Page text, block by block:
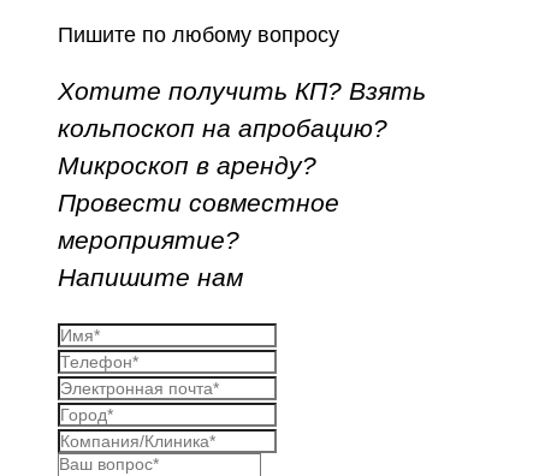
Пишите по любому вопросу
Хотите получить КП? Взять
кольпоскоп на апробацию?
Микроскоп в аренду?
Провести совместное
мероприятие?
Напишите нам